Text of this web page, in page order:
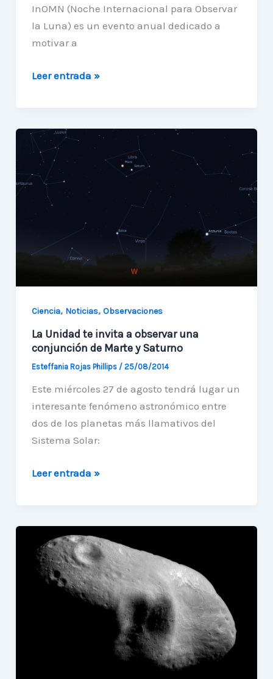
InOMN (Noche Internacional para Observar
la Luna) es un evento anual dedicado a
motivar a
¡Te
celebrar
a
nuestra
Luna
con
Leer entrada »
Ciencia, Noticias, Observaciones
La Unidad te invita a observar una
conjunción de Marte y Saturno
Esteffania Rojas Phillips / 25/08/2014
Este miércoles 27 de agosto tendrá lugar un
interesante fenómeno astronómico entre
dos de los planetas más llamativos del
Sistema Solar:
La
invita
observar
una
conjunción
Leer entrada »